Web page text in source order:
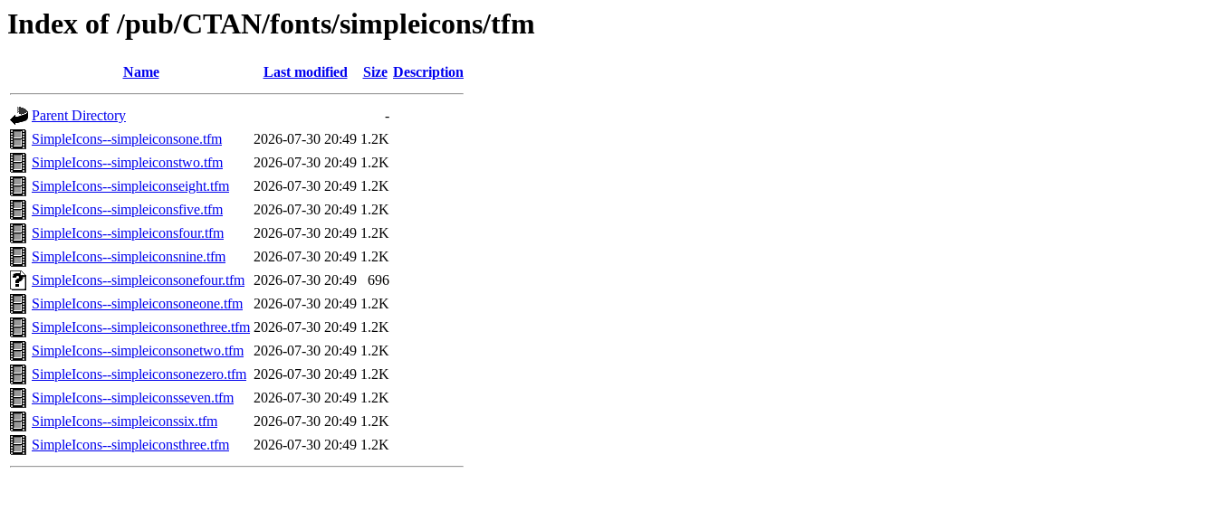
Index of /pub/CTAN/fonts/simpleicons/tfm
Name Last modified Size Description
Parent Directory
-
SimpleIcons--simpleiconsone.tfm
2026-07-30 20:49 1.2K
SimpleIcons--simpleiconstwo.tfm
2026-07-30 20:49 1.2K
SimpleIcons--simpleiconseight.tfm
2026-07-30 20:49 1.2K
SimpleIcons--simpleiconsfive.tfm
2026-07-30 20:49 1.2K
SimpleIcons--simpleiconsfour.tfm
2026-07-30 20:49 1.2K
SimpleIcons--simpleiconsnine.tfm
2026-07-30 20:49 1.2K
SimpleIcons--simpleiconsonefour.tfm 2026-07-30 20:49
696
SimpleIcons--simpleiconsoneone.tfm
2026-07-30 20:49 1.2K
SimpleIcons--simpleiconsonethree.tfm 2026-07-30 20:49 1.2K
SimpleIcons--simpleiconsonetwo.tfm
2026-07-30 20:49 1.2K
SimpleIcons--simpleiconsonezero.tfm 2026-07-30 20:49 1.2K
SimpleIcons--simpleiconsseven.tfm
2026-07-30 20:49 1.2K
SimpleIcons--simpleiconssix.tfm
2026-07-30 20:49 1.2K
SimpleIcons--simpleiconsthree.tfm
2026-07-30 20:49 1.2K